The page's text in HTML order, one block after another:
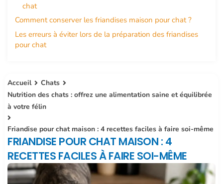
Accueil
Chats
Nutrition des chats : offrez une alimentation saine et équilibrée
à votre félin
Friandise pour chat maison : 4 recettes faciles à faire soi-même
FRIANDISE POUR CHAT MAISON : 4
RECETTES FACILES À FAIRE SOI-MÊME
chat
Comment conserver les friandises maison pour chat ?
Les erreurs à éviter lors de la préparation des friandises
pour chat